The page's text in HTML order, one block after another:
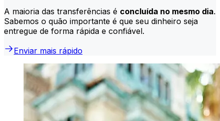
A maioria das transferências é concluída no mesmo dia.
Sabemos o quão importante é que seu dinheiro seja
entregue de forma rápida e confiável.
Enviar mais rápido